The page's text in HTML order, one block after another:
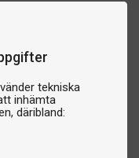
tekniska
inhämta
däribland: